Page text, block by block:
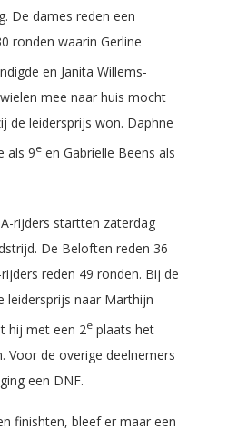
De dames reden een
ronden waarin Gerline
en Janita Willems-
mee naar huis mocht
de leidersprijs won. Daphne
als 9e en Gabrielle Beens als
rijders startten zaterdag
De Beloften reden 36
reden 49 ronden. Bij de
leidersprijs naar Marthijn
hij met een 2e plaats het
Voor de overige deelnemers
een DNF.
finishten, bleef er maar een